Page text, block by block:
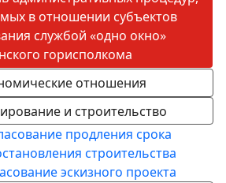
в отношении субъектов
службой «одно окно»
горисполкома
отношения
и строительство
продления срока
строительства
эскизного проекта